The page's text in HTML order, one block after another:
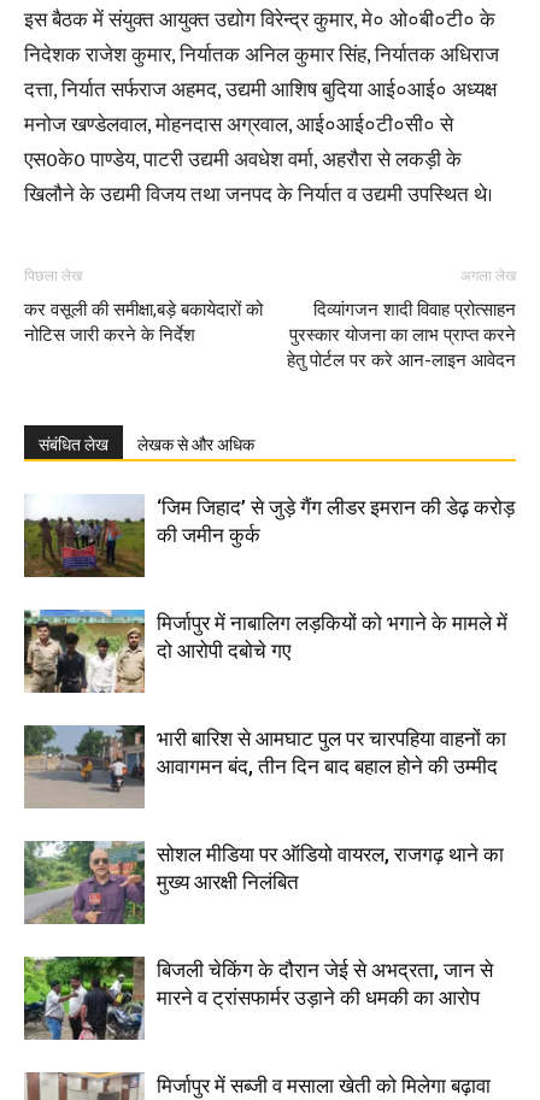
इस बैठक में संयुक्त आयुक्त उद्योग विरेन्द्र कुमार, मे० ओ०बी०टी० के
निदेशक राजेश कुमार, निर्यातक अनिल कुमार सिंह, निर्यातक अधिराज
दत्ता, निर्यात सर्फराज अहमद, उद्यमी आशिष बुदिया आई०आई० अध्यक्ष
मनोज खण्डेलवाल, मोहनदास अग्रवाल, आई०आई०टी०सी० से
एस0के0 पाण्डेय, पाटरी उद्यमी अवधेश वर्मा, अहरौरा से लकड़ी के
खिलौने के उद्यमी विजय तथा जनपद के निर्यात व उद्यमी उपस्थित थे।
पिछला लेख
कर वसूली की समीक्षा,बड़े बकायेदारों को
नोटिस जारी करने के निर्देश
अगला लेख
दिव्यांगजन शादी विवाह प्रोत्साहन
पुरस्कार योजना का लाभ प्राप्त करने
हेतु पोर्टल पर करे आन-लाइन आवेदन
संबंधित लेख लेखक से और अधिक
‘जिम जिहाद’ से जुड़े गैंग लीडर इमरान की डेढ़ करोड़
की जमीन कुर्क
मिर्जापुर में नाबालिग लड़कियों को भगाने के मामले में
दो आरोपी दबोचे गए
भारी बारिश से आमघाट पुल पर चारपहिया वाहनों का
आवागमन बंद, तीन दिन बाद बहाल होने की उम्मीद
सोशल मीडिया पर ऑडियो वायरल, राजगढ़ थाने का
मुख्य आरक्षी निलंबित
बिजली चेकिंग के दौरान जेई से अभद्रता, जान से
मारने व ट्रांसफार्मर उड़ाने की धमकी का आरोप
मिर्जापुर में सब्जी व मसाला खेती को मिलेगा बढ़ावा